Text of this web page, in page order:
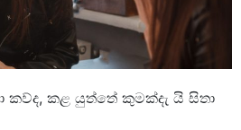
කළ යුත්තේ කුමක්දැ යි සිතා